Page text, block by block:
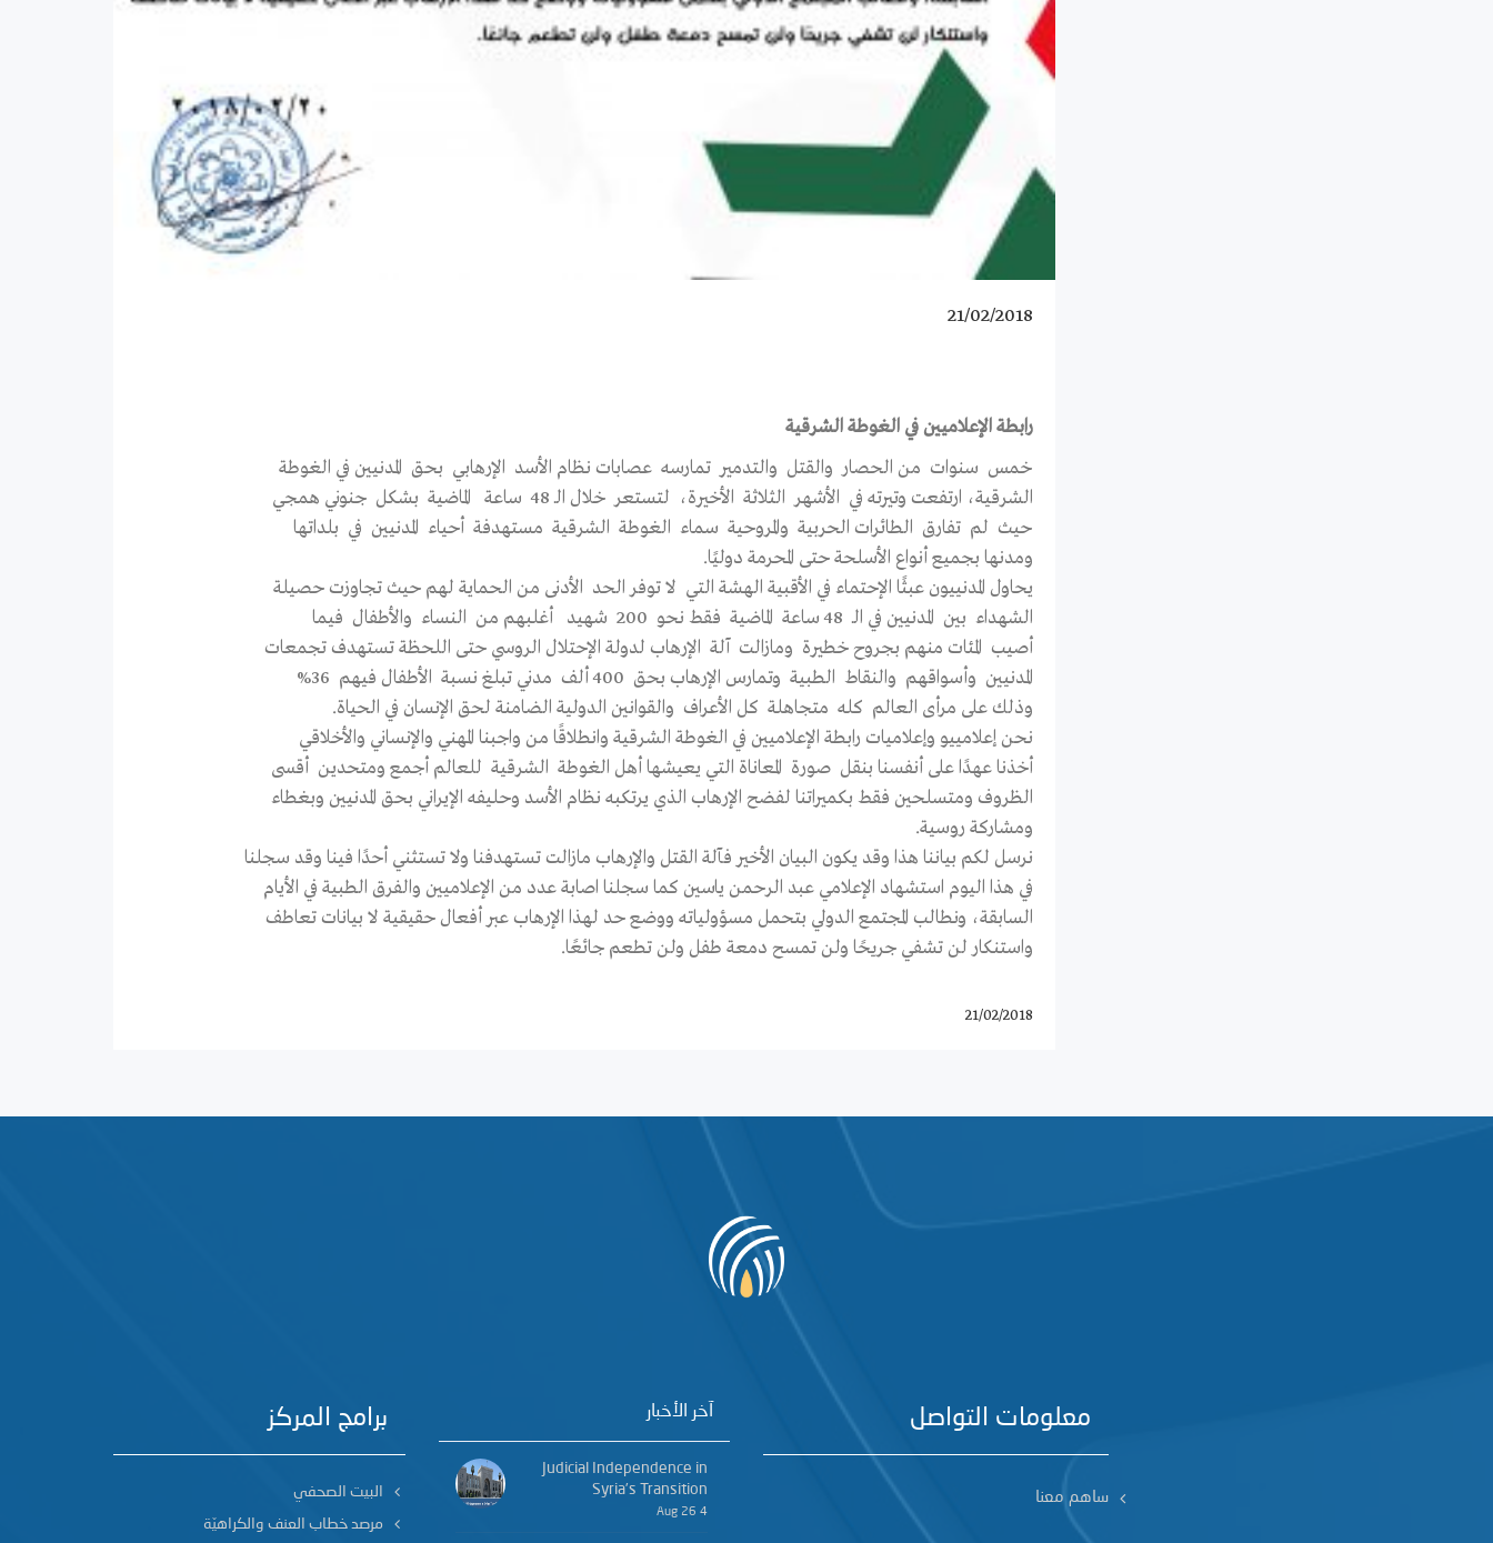
21/02/2018
رابطة الإعلاميين في الغوطة الشرقية
خمس سنوات من الحصار والقتل والتدمير تمارسه عصابات نظام الأسد الإرهابي بحق المدنيين في الغوطة
الشرقية، ارتفعت وتيرته في الأشهر الثلاثة الأخيرة، لتستعر خلال الـ 48 ساعة الماضية بشكل جنوني همجي
حيث لم تفارق الطائرات الحربية والمروحية سماء الغوطة الشرقية مستهدفة أحياء المدنيين في بلداتها
ومدنها بجميع أنواع الأسلحة حتى المحرمة دوليًا.
يحاول المدنييون عبثًا الإحتماء في الأقبية الهشة التي لا توفر الحد الأدنى من الحماية لهم حيث تجاوزت حصيلة
الشهداء بين المدنيين في الـ 48 ساعة الماضية فقط نحو 200 شهيد أغلبهم من النساء والأطفال فيما
أصيب المئات منهم بجروح خطيرة ومازالت آلة الإرهاب لدولة الإحتلال الروسي حتى اللحظة تستهدف تجمعات
المدنيين وأسواقهم والنقاط الطبية وتمارس الإرهاب بحق 400 ألف مدني تبلغ نسبة الأطفال فيهم 36%
وذلك على مرأى العالم كله متجاهلة كل الأعراف والقوانين الدولية الضامنة لحق الإنسان في الحياة.
نحن إعلامييو وإعلاميات رابطة الإعلاميين في الغوطة الشرقية وانطلاقًا من واجبنا المهني والإنساني والأخلاقي
أخذنا عهدًا على أنفسنا بنقل صورة المعاناة التي يعيشها أهل الغوطة الشرقية للعالم أجمع ومتحدين أقسى
الظروف ومتسلحين فقط بكميراتنا لفضح الإرهاب الذي يرتكبه نظام الأسد وحليفه الإيراني بحق المدنيين وبغطاء
ومشاركة روسية.
نرسل لكم بياننا هذا وقد يكون البيان الأخير فآلة القتل والإرهاب مازالت تستهدفنا ولا تستثني أحدًا فينا وقد سجلنا
في هذا اليوم استشهاد الإعلامي عبد الرحمن ياسين كما سجلنا اصابة عدد من الإعلاميين والفرق الطبية في الأيام
السابقة، ونطالب المجتمع الدولي بتحمل مسؤولياته ووضع حد لهذا الإرهاب عبر أفعال حقيقية لا بيانات تعاطف
واستنكار لن تشفي جريحًا ولن تمسح دمعة طفل ولن تطعم جائعًا.
21/02/2018
برامج المركز
البيت الصحفي
مرصد خطاب العنف والكراهيّة
آخر الأخبار
Judicial Independence in
Syria’s Transition
4 Aug 26
معلومات التواصل
ساهم معنا